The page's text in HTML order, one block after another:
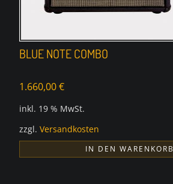
BLUE NOTE COMBO
1.660,00€
inkl. 19 % MwSt.
zzgl.Versandkosten
IN DEN WARENKORB